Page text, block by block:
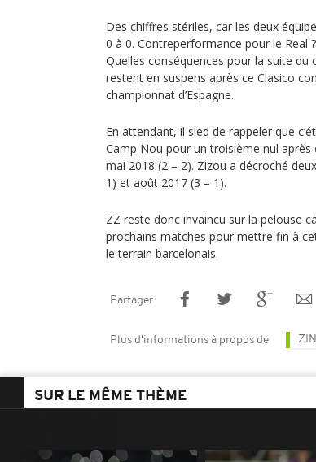
Des chiffres stériles, car les deux
0 à 0. Contreperformance pour le Real
Quelles conséquences pour la suite
restent en suspens après ce Clasico
championnat d’Espagne.
En attendant, il sied de rappeler que
Camp Nou pour un troisième nul
mai 2018 (2 – 2). Zizou a décroché
1) et août 2017 (3 – 1).
ZZ reste donc invaincu sur la pelouse
prochains matches pour mettre fin à
le terrain barcelonais.
Partager
Plus d'informations à propos de
SUR LE MÊME THÈME